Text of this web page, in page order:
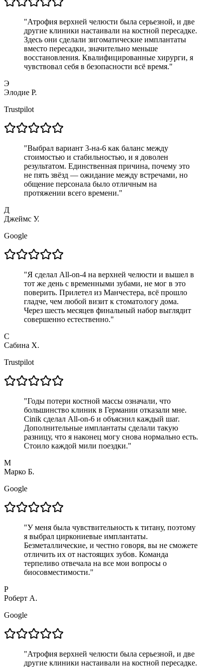
"Атрофия верхней челюсти была серьезной, и две
другие клиники настаивали на костной пересадке.
Здесь они сделали зигоматические имплантаты
вместо пересадки, значительно меньше
восстановления. Квалифицированные хирурги, я
чувствовал себя в безопасности всё время."
Э
Элодие Р.
Trustpilot
"Выбрал вариант 3-на-6 как баланс между
стоимостью и стабильностью, и я доволен
результатом. Единственная причина, почему это
не пять звёзд — ожидание между встречами, но
общение персонала было отличным на
протяжении всего времени."
Д
Джеймс У.
Google
"Я сделал All-on-4 на верхней челюсти и вышел в
тот же день с временными зубами, не мог в это
поверить. Прилетел из Манчестера, всё прошло
гладче, чем любой визит к стоматологу дома.
Через шесть месяцев финальный набор выглядит
совершенно естественно."
С
Сабина Х.
Trustpilot
"Годы потери костной массы означали, что
большинство клиник в Германии отказали мне.
Cinik сделал All-on-6 и объяснил каждый шаг.
Дополнительные имплантаты сделали такую
разницу, что я наконец могу снова нормально есть.
Стоило каждой мили поездки."
М
Марко Б.
Google
"У меня была чувствительность к титану, поэтому
я выбрал циркониевые имплантаты.
Безметаллические, и честно говоря, вы не сможете
отличить их от настоящих зубов. Команда
терпеливо отвечала на все мои вопросы о
биосовместимости."
Р
Роберт А.
Google
"Атрофия верхней челюсти была серьезной, и две
другие клиники настаивали на костной пересадке.